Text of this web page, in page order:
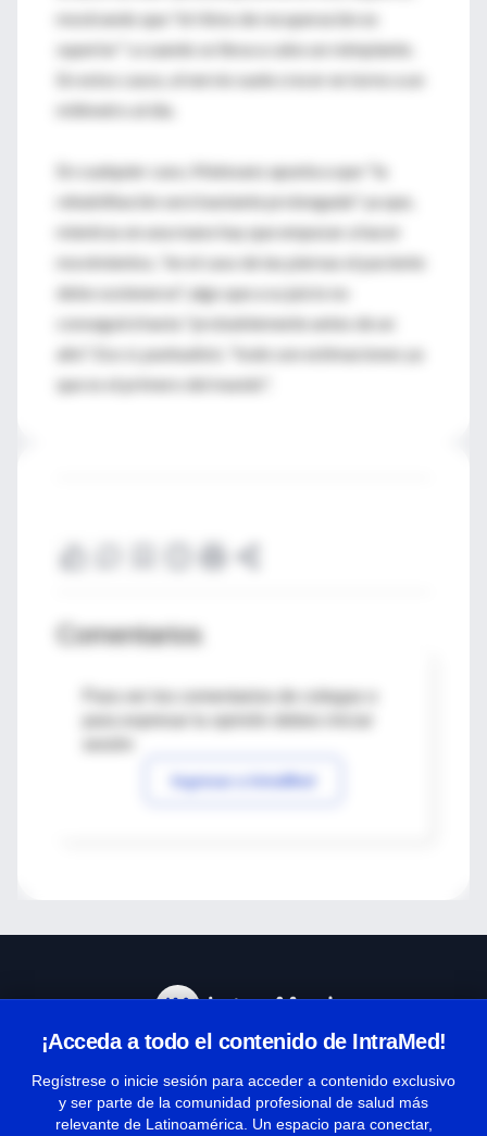
mostrando que "el ritmo de recuperación es
superior" a cuando se lleva a cabo un reimplante.
En estos casos, el nervio suele crecer en torno a un
milímetro al día.
En cualquier caso, Matesanz apunta a que "la
rehabilitación será bastante prolongada" ya que,
mientras en una mano hay que empezar a hacer
movimientos, "en el caso de las piernas el paciente
debe sostenerse", algo que a su juicio no
conseguirá hasta "probablemente antes de un
año". Eso si, puntualizó, "todo son estimaciones ya
que es el primero del mundo".
Comentarios
Para ver los comentarios de colegas o
Ingresar a IntraMed
¡Acceda a todo el contenido de IntraMed!
Regístrese o inicie sesión para acceder a contenido exclusivo
y ser parte de la comunidad profesional de salud más
relevante de Latinoamérica. Un espacio para conectar,